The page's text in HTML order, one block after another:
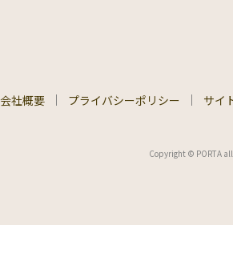
会社概要 プライバシーポリシー サイ
Copyright © PORTA